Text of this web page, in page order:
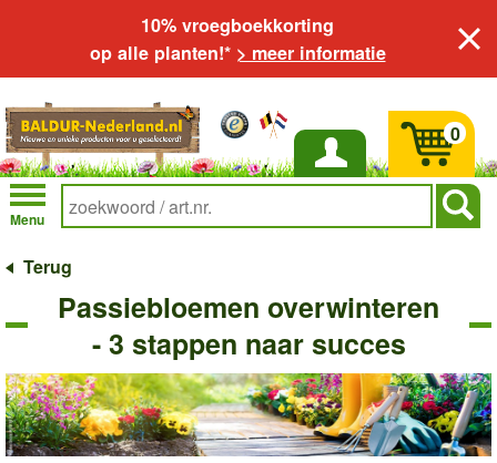
10% vroegboekkorting
op alle planten!* > meer informatie
Inloggen
Menu
0
Terug
Passiebloemen overwinteren
- 3 stappen naar succes